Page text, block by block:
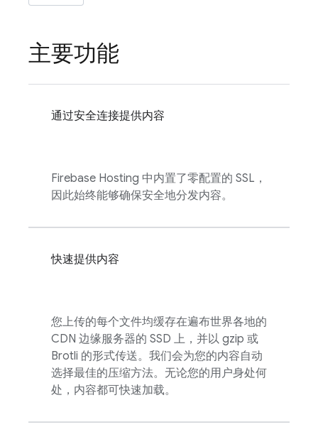
主要功能
通过安全连接提供内容
Firebase Hosting 中内置了零配置的 SSL，
因此始终能够确保安全地分发内容。
快速提供内容
您上传的每个文件均缓存在遍布世界各地的
CDN 边缘服务器的 SSD 上，并以 gzip 或
Brotli 的形式传送。我们会为您的内容自动
选择最佳的压缩方法。无论您的用户身处何
处，内容都可快速加载。